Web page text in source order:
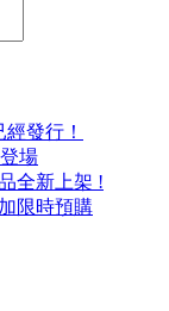
發行！
場
全新上架 !
限時預購